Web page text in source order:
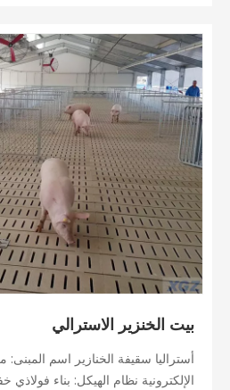
بيت الخنزير الاسترالي
أستراليا سقيفة الخنازير اسم المبنى:
الإلكترونية نظام الهيكل: بناء